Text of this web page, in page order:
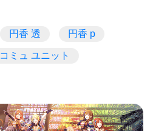
円香 透 円香 p
コミュ ユニット